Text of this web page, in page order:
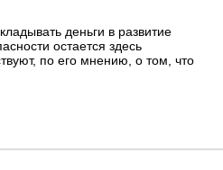
деньги в развитие
остается здесь
по его мнению, о том, что